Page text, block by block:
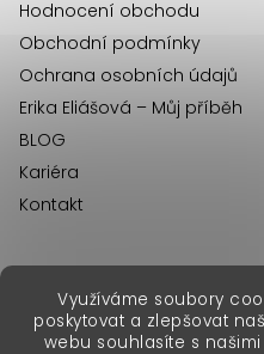
Využíváme soubory
poskytovat a zlepšovat
webu souhlasíte s
Hodnocení obchodu
Obchodní podmínky
Ochrana osobních údajů
Erika Eliášová – Můj příběh
BLOG
Kariéra
Kontakt
Copyright 2026Erika